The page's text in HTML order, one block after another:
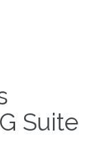
Suite